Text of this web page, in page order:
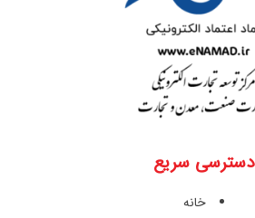
دسترسی سریع
خانه